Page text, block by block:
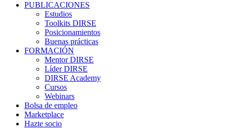
PUBLICACIONES
Estudios
Toolkits DIRSE
Posicionamientos
Buenas prácticas
FORMACIÓN
Mentor DIRSE
Líder DIRSE
DIRSE Academy
Cursos
Webinars
Bolsa de empleo
Marketplace
Hazte socio